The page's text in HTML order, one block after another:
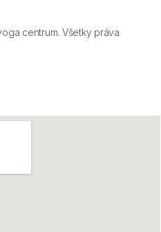
centrum. Všetky práva